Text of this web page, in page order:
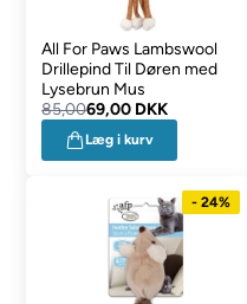
All For Paws Lambswool
Drillepind Til Døren med
Lysebrun Mus
85,0069,00 DKK
Læg i kurv
- 24%